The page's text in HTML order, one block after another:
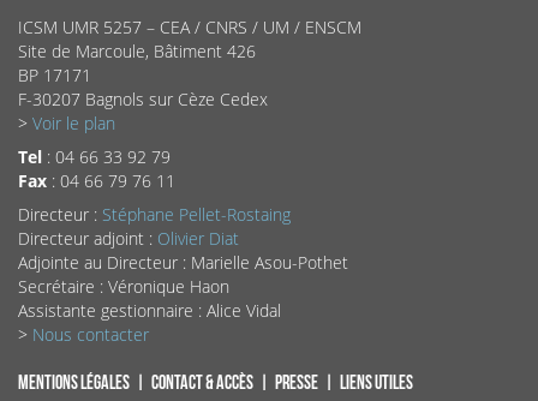
ICSM UMR 5257 – CEA / CNRS / UM / ENSCM
Site de Marcoule, Bâtiment 426
BP 17171
F-30207 Bagnols sur Cèze Cedex
> Voir le plan
Tel : 04 66 33 92 79
Fax : 04 66 79 76 11
Directeur : Stéphane Pellet-Rostaing
Directeur adjoint : Olivier Diat
Adjointe au Directeur : Marielle Asou-Pothet
Secrétaire : Véronique Haon
Assistante gestionnaire : Alice Vidal
> Nous contacter
Mentions légales Contact & accès Presse Liens utiles